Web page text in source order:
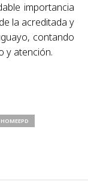
importancia
la acreditada y
contando
y atención.
HOMEEPD